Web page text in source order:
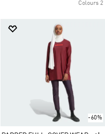
2 Colours
-60%